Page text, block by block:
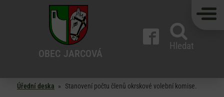
OBEC JARCOVÁ
Hledat
Úřední deska » Stanovení počtu členů okrskové volební komise.